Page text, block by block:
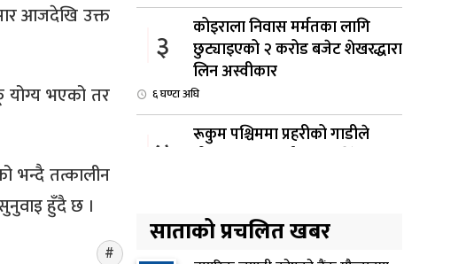
आजदेखि उक्त
योग्य भएको तर
भन्दै तत्कालीन
हुँदै छ ।
३
कोइराला निवास मर्मतका लागि
छुट्याइएको २ करोड बजेट शेखरद्धारा
लिन अस्वीकार
६ घण्टा अघि
४
रूकुम पश्चिममा प्रहरीको गाडीले
प्रतिनिधिसभा बैठक बस्दै , पाँच
साताको प्रचलित खबर